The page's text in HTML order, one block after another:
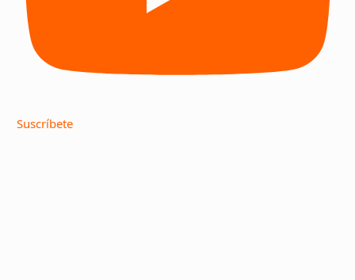
Suscríbete